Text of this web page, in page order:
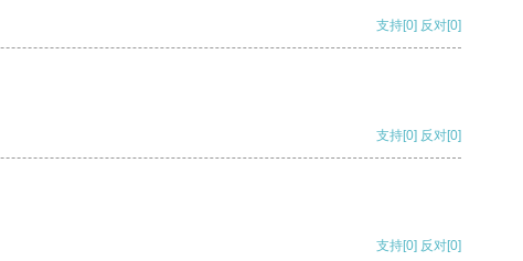
支持[0] 反对[0]
支持[0] 反对[0]
支持[0] 反对[0]